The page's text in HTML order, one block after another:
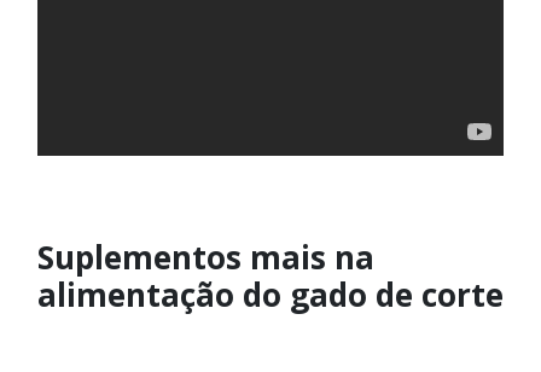
Suplementos mais na
alimentação do gado de corte